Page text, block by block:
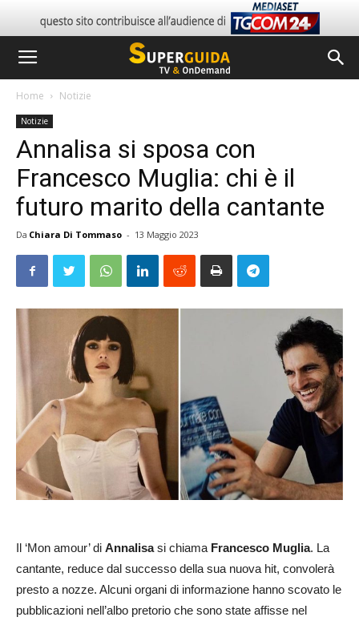
Home Notizie
Notizie
Annalisa si sposa con
Francesco Muglia: chi è il
futuro marito della cantante
Da Chiara Di Tommaso - 13 Maggio 2023
Il ‘Mon amour’ di Annalisasi chiama Francesco Muglia. La
cantante, reduce dal successo della sua nuova hit, convolerà
presto a nozze. Alcuni organi di informazione hanno scovato le
pubblicazioni nell’albo pretorio che sono state affisse nel